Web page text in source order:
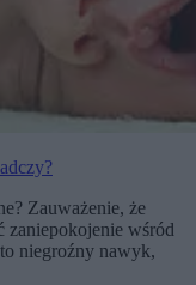
Zauważenie, że
zaniepokojenie wśród
niegroźny nawyk,